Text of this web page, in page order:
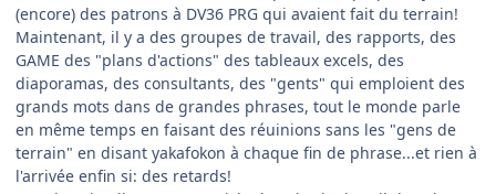
(encore) des patrons à DV36 PRG qui avaient fait du terrain!
Maintenant, il y a des groupes de travail, des rapports, des
GAME des "plans d'actions" des tableaux excels, des
diaporamas, des consultants, des "gents" qui emploient des
grands mots dans de grandes phrases, tout le monde parle
en même temps en faisant des réuinions sans les "gens de
terrain" en disant yakafokon à chaque fin de phrase...et rien à
l'arrivée enfin si: des retards!